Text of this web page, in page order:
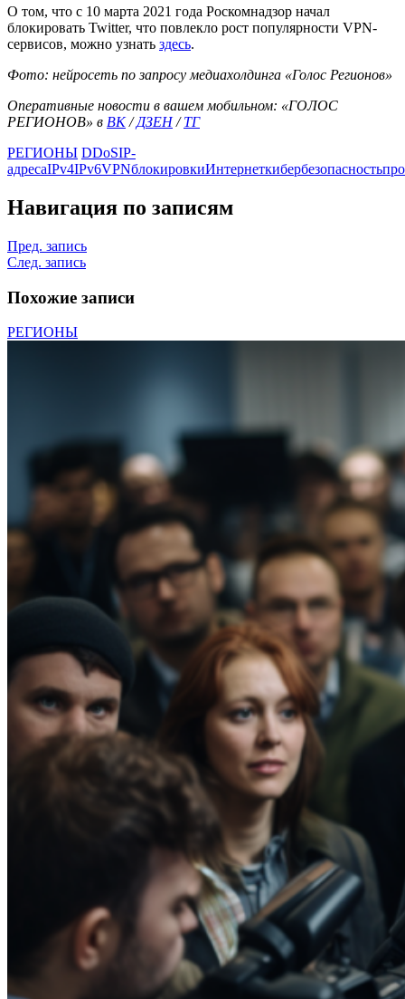
О том, что с 10 марта 2021 года Роскомнадзор начал
блокировать Twitter, что повлекло рост популярности VPN-
сервисов, можно узнать здесь.
Фото: нейросеть по запросу медиахолдинга «Голос Регионов»
Оперативные новости в вашем мобильном: «ГОЛОС
РЕГИОНОВ» в ВК/ДЗЕН/ТГ
РЕГИОНЫ DDoSIP-
адресаIPv4IPv6VPNблокировкиИнтернеткибербезопасность
Навигация по записям
Пред. запись
След. запись
Похожие записи
РЕГИОНЫ